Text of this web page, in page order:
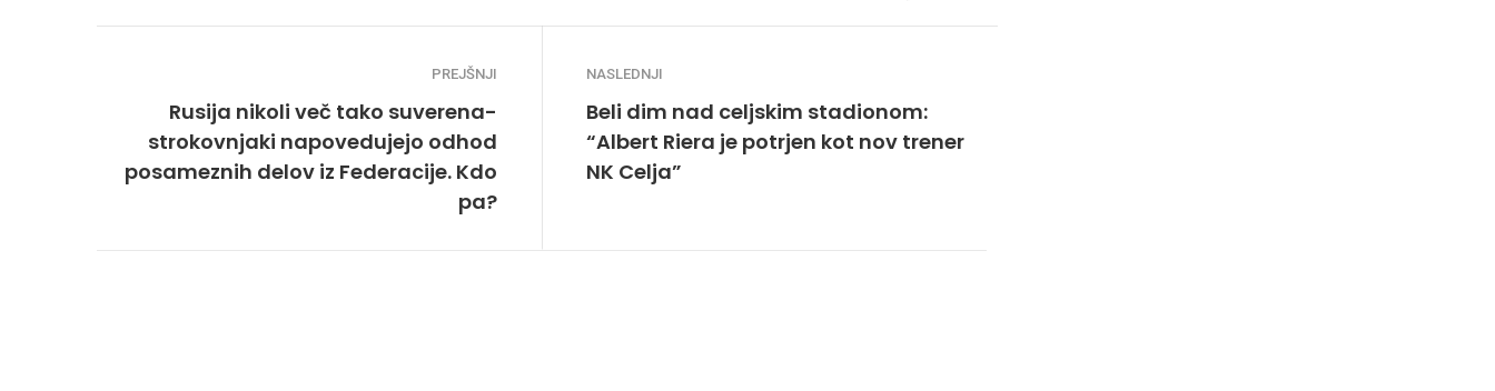
PREJŠNJI
Rusija nikoli več tako suverena-
strokovnjaki napovedujejo odhod
posameznih delov iz Federacije. Kdo
pa?
NASLEDNJI
Beli dim nad celjskim stadionom:
“Albert Riera je potrjen kot nov trener
NK Celja”